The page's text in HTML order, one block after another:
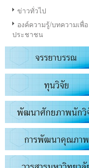
ข่าวทั่วไป
องค์ความรู้/บทความเพื่อ
ประชาชน